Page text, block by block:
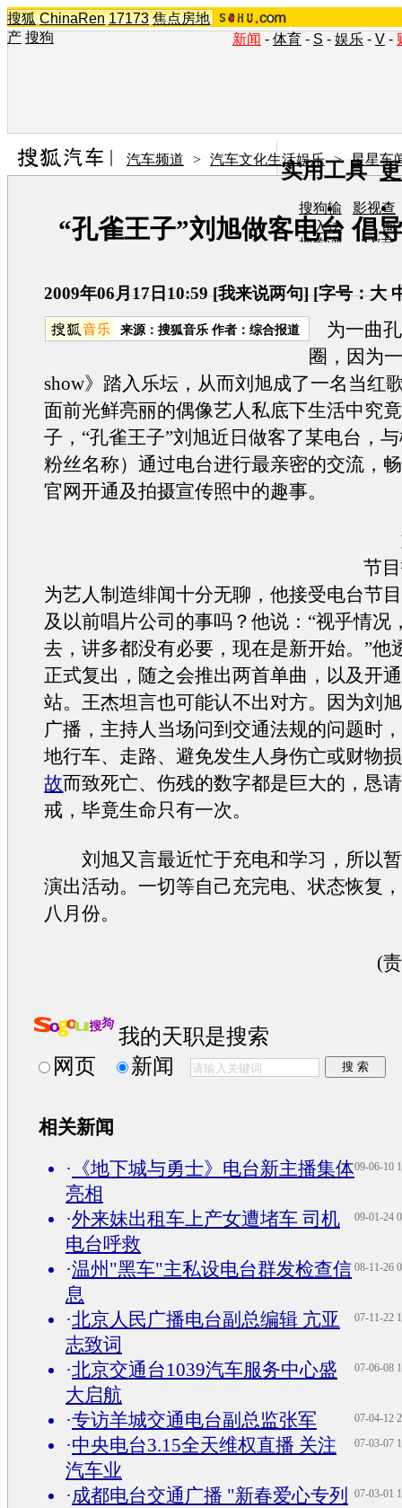
搜狐 ChinaRen 17173 焦点房地
产 搜狗 新闻 - 体育 - S - 娱乐 - V -
实用工具
搜狗输
入法
影视查
询
搜狗浏
TV节
乐盒
汽车频道 > 汽车文化生活娱乐 > 星星车
“孔雀王子”刘旭做客电台 倡
2009年06月17日10:59 [我来说两句] [字号：大
来源：搜狐音乐 作者：综合报道
为一曲
圈，因为
show》踏入乐坛，从而刘旭成了一名当红
面前光鲜亮丽的偶像艺人私底下生活中究
子，“孔雀王子”刘旭近日做客了某电台，
粉丝名称）通过电台进行最亲密的交流，
官网开通及拍摄宣传照中的趣事。
刘
节
为艺人制造绯闻十分无聊，他接受电台节
及以前唱片公司的事吗？他说：“视乎情况
去，讲多都没有必要，现在是新开始。”他
正式复出，随之会推出两首单曲，以及开
站。王杰坦言也可能认不出对方。因为刘
广播，主持人当场问到交通法规的问题时
地行车、走路、避免发生人身伤亡或财物
故而致死亡、伤残的数字都是巨大的，恳
戒，毕竟生命只有一次。
刘旭又言最近忙于充电和学习，所以暂
演出活动。一切等自己充完电、状态恢复
八月份。
(
我的天职是搜索
网页
新闻
相关新闻
09-06-10
· 《地下城与勇士》电台新主播集体
亮相
09-01-24
·外来妹出租车上产女遭堵车 司机
电台呼救
08-11-26
·温州"黑车"主私设电台群发检查信
息
07-11-22
·北京人民广播电台副总编辑 亢亚
志致词
07-06-08
·北京交通台1039汽车服务中心盛
大启航
07-04-12
·专访羊城交通电台副总监张军
07-03-07
·中央电台3.15全天维权直播 关注
汽车业
07-03-01
·成都电台交通广播 "新春爱心专列